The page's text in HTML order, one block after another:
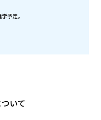
予定。
いて